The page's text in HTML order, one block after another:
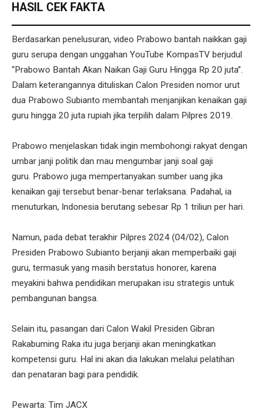
HASIL CEK FAKTA
Berdasarkan penelusuran, video Prabowo bantah naikkan gaji
guru serupa dengan unggahan YouTube KompasTV berjudul
“Prabowo Bantah Akan Naikan Gaji Guru Hingga Rp 20 juta”.
Dalam keterangannya dituliskan Calon Presiden nomor urut
dua Prabowo Subianto membantah menjanjikan kenaikan gaji
guru hingga 20 juta rupiah jika terpilih dalam Pilpres 2019.
Prabowo menjelaskan tidak ingin membohongi rakyat dengan
umbar janji politik dan mau mengumbar janji soal gaji
guru. Prabowo juga mempertanyakan sumber uang jika
kenaikan gaji tersebut benar-benar terlaksana. Padahal, ia
menuturkan, Indonesia berutang sebesar Rp 1 triliun per hari.
Namun, pada debat terakhir Pilpres 2024 (04/02), Calon
Presiden Prabowo Subianto berjanji akan memperbaiki gaji
guru, termasuk yang masih berstatus honorer, karena
meyakini bahwa pendidikan merupakan isu strategis untuk
pembangunan bangsa.
Selain itu, pasangan dari Calon Wakil Presiden Gibran
Rakabuming Raka itu juga berjanji akan meningkatkan
kompetensi guru. Hal ini akan dia lakukan melalui pelatihan
dan penataran bagi para pendidik.
Pewarta: Tim JACX